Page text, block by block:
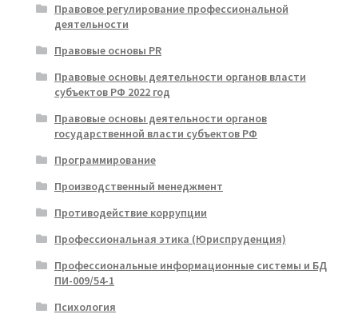
Правовое регулирование профессиональной
деятельности
Правовые основы PR
Правовые основы деятельности органов власти
субъектов РФ 2022 год
Правовые основы деятельности органов
государственной власти субъектов РФ
Программирование
Производственный менеджмент
Противодействие коррупции
Профессиональная этика (Юриспруденция)
Профессиональные информационные системы и БД
ПИ-009/54-1
Психология